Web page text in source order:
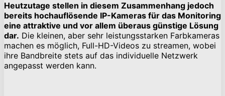
Heutzutage stellen in diesem Zusammenhang jedoch
bereits hochauflösende IP-Kameras für das Monitoring
eine attraktive und vor allem überaus günstige Lösung
dar. Die kleinen, aber sehr leistungsstarken Farbkameras
machen es möglich, Full-HD-Videos zu streamen, wobei
ihre Bandbreite stets auf das individuelle Netzwerk
angepasst werden kann.